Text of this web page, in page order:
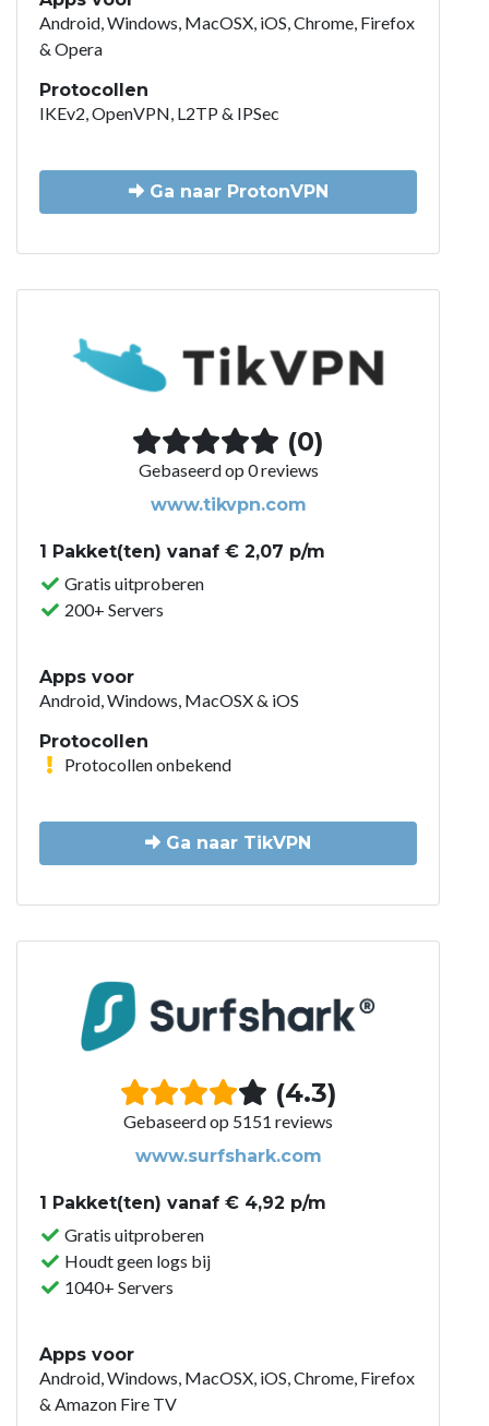
Android, Windows, MacOSX, iOS, Chrome, Firefox
& Opera
Protocollen
IKEv2, OpenVPN, L2TP & IPSec
Ga naar ProtonVPN
(0)
Gebaseerd op 0 reviews
www.tikvpn.com
1 Pakket(ten) vanaf € 2,07 p/m
Gratis uitproberen
200+ Servers
Apps voor
Android, Windows, MacOSX & iOS
Protocollen
Protocollen onbekend
Ga naar TikVPN
(4.3)
Gebaseerd op 5151 reviews
www.surfshark.com
1 Pakket(ten) vanaf € 4,92 p/m
Gratis uitproberen
Houdt geen logs bij
1040+ Servers
Apps voor
Android, Windows, MacOSX, iOS, Chrome, Firefox
& Amazon Fire TV